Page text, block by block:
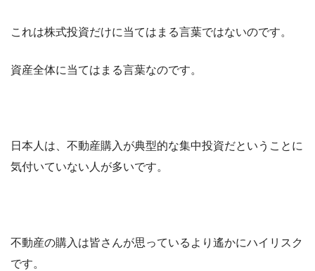
これは株式投資だけに当てはまる言葉ではないのです。
資産全体に当てはまる言葉なのです。
日本人は、不動産購入が典型的な集中投資だということに
気付いていない人が多いです。
不動産の購入は皆さんが思っているより遙かにハイリスク
です。